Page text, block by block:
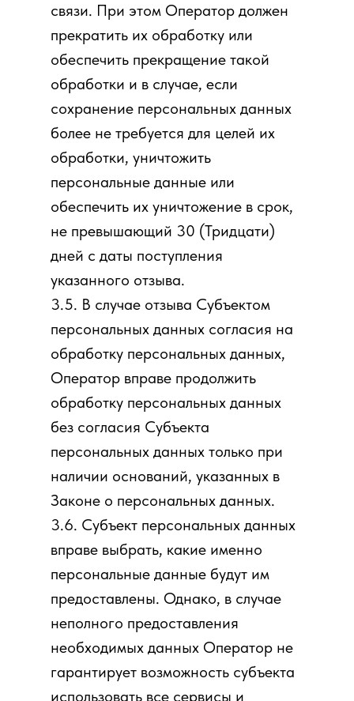
связи. При этом Оператор должен
прекратить их обработку или
обеспечить прекращение такой
обработки и в случае, если
сохранение персональных данных
более не требуется для целей их
обработки, уничтожить
персональные данные или
обеспечить их уничтожение в срок,
не превышающий 30 (Тридцати)
дней с даты поступления
указанного отзыва.
3.5. В случае отзыва Субъектом
персональных данных согласия на
обработку персональных данных,
Оператор вправе продолжить
обработку персональных данных
без согласия Субъекта
персональных данных только при
наличии оснований, указанных в
Законе о персональных данных.
3.6. Субъект персональных данных
вправе выбрать, какие именно
персональные данные будут им
предоставлены. Однако, в случае
неполного предоставления
необходимых данных Оператор не
гарантирует возможность субъекта
использовать все сервисы и